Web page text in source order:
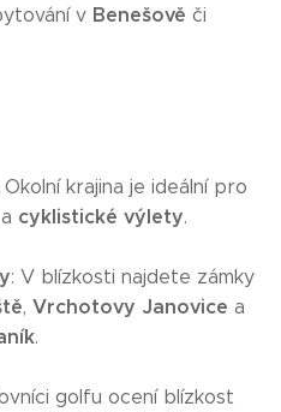
v Benešově či
Okolní krajina je ideální pro
a cyklistické výlety.
: V blízkosti najdete zámky
, Vrchotovy Janovice a
.
golfu ocení blízkost